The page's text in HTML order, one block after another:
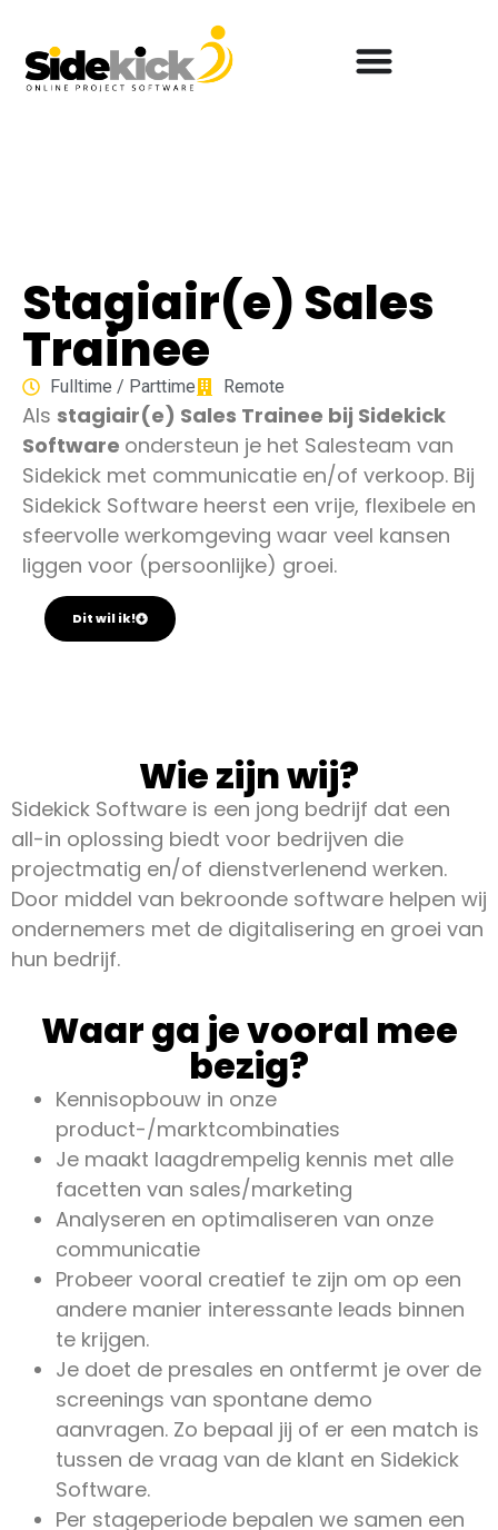
Stagiair(e) Sales
Trainee
Fulltime / Parttime Remote
Als stagiair(e) Sales Trainee bij Sidekick
Software ondersteun je het Salesteam van
Sidekick met communicatie en/of verkoop. Bij
Sidekick Software heerst een vrije, flexibele en
sfeervolle werkomgeving waar veel kansen
liggen voor (persoonlijke) groei.
Dit wil ik!
Wie zijn wij?
Sidekick Software is een jong bedrijf dat een
all-in oplossing biedt voor bedrijven die
projectmatig en/of dienstverlenend werken.
Door middel van bekroonde software helpen wij
ondernemers met de digitalisering en groei van
hun bedrijf.
Waar ga je vooral mee
bezig?
Kennisopbouw in onze
product-/marktcombinaties
Je maakt laagdrempelig kennis met alle
facetten van sales/marketing
Analyseren en optimaliseren van onze
communicatie
Probeer vooral creatief te zijn om op een
andere manier interessante leads binnen
te krijgen.
Je doet de presales en ontfermt je over de
screenings van spontane demo
aanvragen. Zo bepaal jij of er een match is
tussen de vraag van de klant en Sidekick
Software.
Per stageperiode bepalen we samen een